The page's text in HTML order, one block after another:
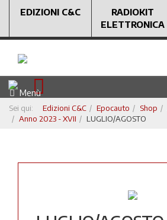
EDIZIONI C&C
RADIOKIT
ELETTRONICA
Menù
Sei qui: Edizioni C&C Epocauto Shop
Anno 2023 - XVII
LUGLIO/AGOSTO